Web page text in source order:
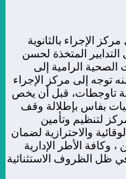
الإجراء بالثانوية
التدابير المتخذة لحسن
الرامية إلى
فيروس كورونا كوفيد- 19، ومنه توجه إلى مركز الإجراء
تاوجطات، قبل أن يخص
بفاس بإطلالة وقف
لتنظيم وتأمين
والاحترازية لضمان
وكافة الأطر الإدارية
ظل الظروف الاستثنائية